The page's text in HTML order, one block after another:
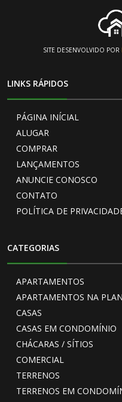
SITE DESENVOLVIDO POR
LINKS RÁPIDOS
PÁGINA INÍCIAL
ALUGAR
COMPRAR
LANÇAMENTOS
ANUNCIE CONOSCO
CONTATO
POLÍTICA DE
CATEGORIAS
APARTAMENTOS
APARTAMENTOS NA
CASAS
CASAS EM CONDOMÍNIO
CHÁCARAS / SÍTIOS
COMERCIAL
TERRENOS
TERRENOS EM